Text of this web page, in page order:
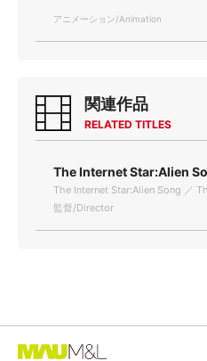
アニメーション/Animation
関連作品
RELATED TITLES
The Internet Star:Alien
The Internet Star:Alien Song ／
監督/Director